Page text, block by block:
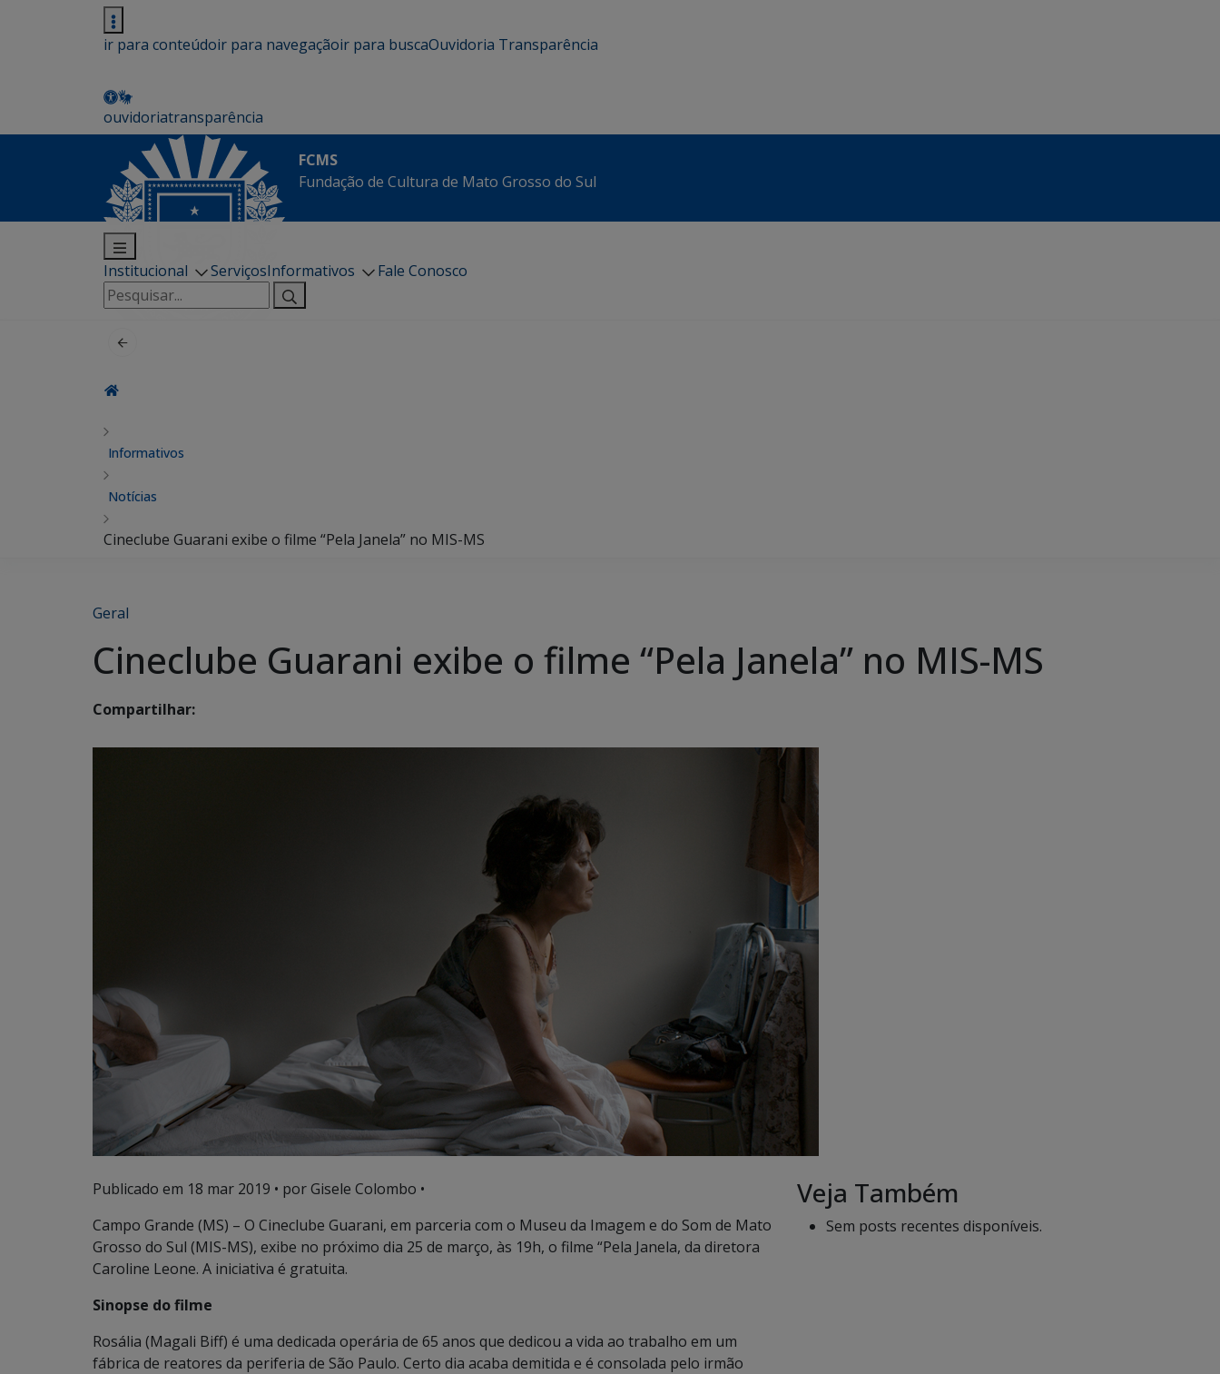
ir para conteúdoir para navegaçãoir para buscaOuvidoria Transparência
ouvidoriatransparência
FCMS
Fundação de Cultura de Mato Grosso do Sul
Institucional ServiçosInformativos
Fale Conosco
Pesquisar
por:
Informativos
Notícias
Cineclube Guarani exibe o filme “Pela Janela” no MIS-MS
Geral
Cineclube Guarani exibe o filme “Pela Janela” no MIS-MS
Compartilhar:
Publicado em 18 mar 2019 • por Gisele Colombo •
Campo Grande (MS) – O Cineclube Guarani, em parceria com o Museu da Imagem e do Som de Mato
Grosso do Sul (MIS-MS), exibe no próximo dia 25 de março, às 19h, o filme “Pela Janela, da diretora
Caroline Leone. A iniciativa é gratuita.
Sinopse do filme
Rosália (Magali Biff) é uma dedicada operária de 65 anos que dedicou a vida ao trabalho em um
fábrica de reatores da periferia de São Paulo. Certo dia acaba demitida e é consolada pelo irmão
Veja Também
Sem posts recentes disponíveis.